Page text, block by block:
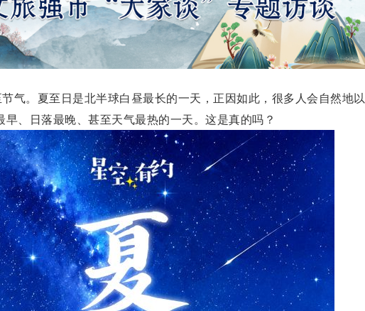
气。夏至日是北半球白昼最长的一天，正因如此，很多人会自然地以
早、日落最晚、甚至天气最热的一天。这是真的吗？